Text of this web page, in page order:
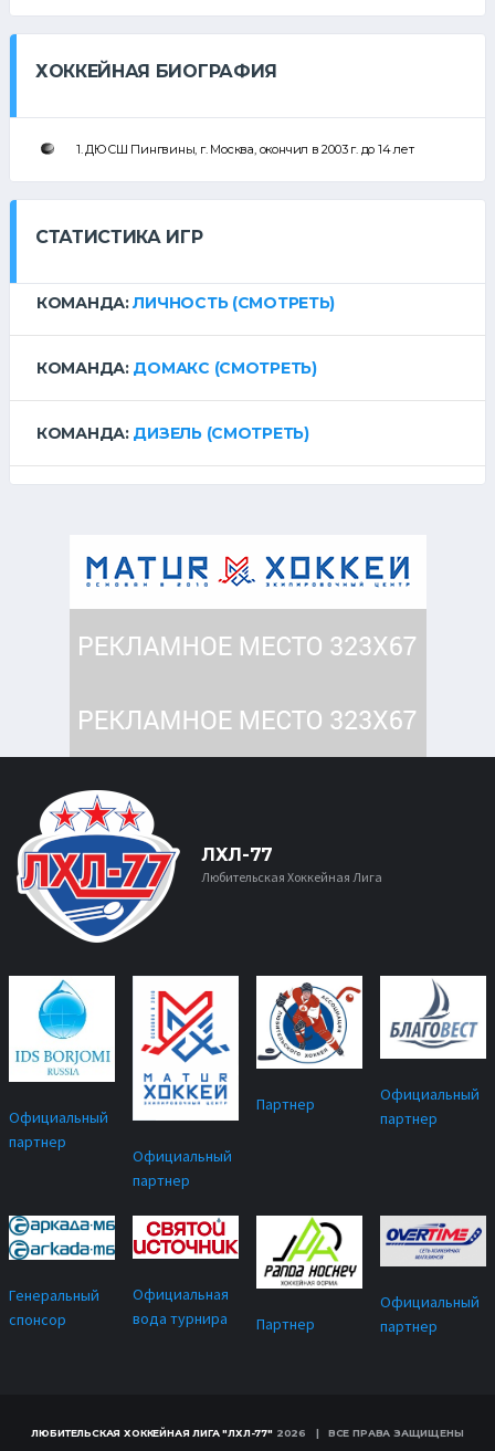
ХОККЕЙНАЯ БИОГРАФИЯ
1. ДЮСШ Пингвины, г. Москва, окончил в 2003 г. до 14 лет
СТАТИСТИКА ИГР
КОМАНДА:ЛИЧНОСТЬ (СМОТРЕТЬ)
КОМАНДА: ДОМАКС (СМОТРЕТЬ)
КОМАНДА: ДИЗЕЛЬ (СМОТРЕТЬ)
ЛХЛ-77
Любительская Хоккейная Лига
Официальный
партнер
Официальный
партнер
Партнер
Официальный
партнер
Генеральный
спонсор
Официальная
вода турнира
Партнер
Официальный
партнер
ЛЮБИТЕЛЬСКАЯ ХОККЕЙНАЯ ЛИГА "ЛХЛ-77"2026 | ВСЕ ПРАВА ЗАЩИЩЕНЫ